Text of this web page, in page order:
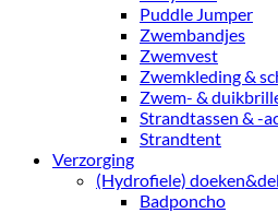
Puddle Jumper
Zwembandjes
Zwemvest
Zwemkleding &
Zwem- &
Strandtassen & -
Strandtent
Verzorging
(Hydrofiele)
Badponcho